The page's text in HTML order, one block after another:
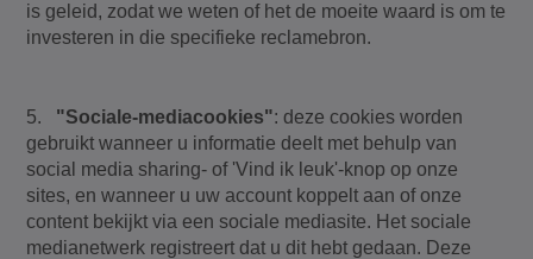
is geleid, zodat we weten of het de moeite waard is om te
investeren in die specifieke reclamebron.
5. "Sociale-mediacookies": deze cookies worden
gebruikt wanneer u informatie deelt met behulp van
social media sharing- of 'Vind ik leuk'-knop op onze
sites, en wanneer u uw account koppelt aan of onze
content bekijkt via een sociale mediasite. Het sociale
medianetwerk registreert dat u dit hebt gedaan. Deze